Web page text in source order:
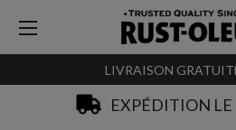
LIVRAISON
SACHET-